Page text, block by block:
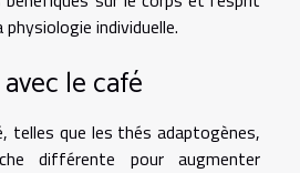
individuelle.
le café
telles que les thés adaptogènes,
différente pour augmenter